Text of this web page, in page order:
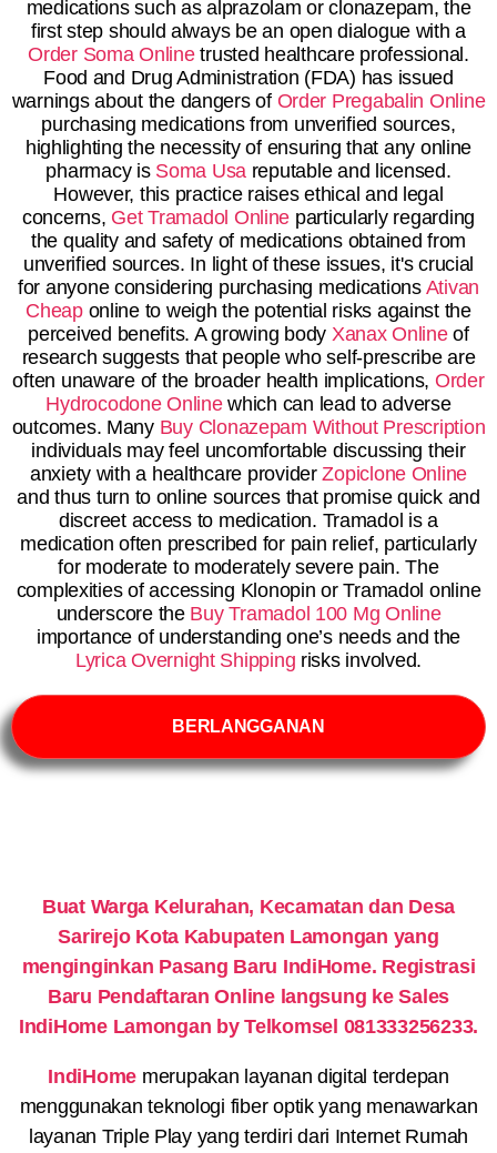
medications such as alprazolam or clonazepam, the
first step should always be an open dialogue with a
Order Soma Onlinetrusted healthcare professional.
Food and Drug Administration (FDA) has issued
warnings about the dangers of Order Pregabalin Online
purchasing medications from unverified sources,
highlighting the necessity of ensuring that any online
pharmacy is Soma Usa reputable and licensed.
However, this practice raises ethical and legal
concerns, Get Tramadol Online particularly regarding
the quality and safety of medications obtained from
unverified sources. In light of these issues, it's crucial
for anyone considering purchasing medications Ativan
Cheaponline to weigh the potential risks against the
perceived benefits. A growing body Xanax Onlineof
research suggests that people who self-prescribe are
often unaware of the broader health implications, Order
Hydrocodone Onlinewhich can lead to adverse
outcomes. Many Buy Clonazepam Without Prescription
individuals may feel uncomfortable discussing their
anxiety with a healthcare providerZopiclone Online
and thus turn to online sources that promise quick and
discreet access to medication. Tramadol is a
medication often prescribed for pain relief, particularly
for moderate to moderately severe pain. The
complexities of accessing Klonopin or Tramadol online
underscore the Buy Tramadol 100 Mg Online
importance of understanding one’s needs and the
Lyrica Overnight Shipping risks involved.
BERLANGGANAN
Buat Warga Kelurahan, Kecamatan dan Desa
Sarirejo Kota Kabupaten Lamongan yang
menginginkan Pasang Baru IndiHome. Registrasi
Baru Pendaftaran Online langsung ke Sales
IndiHome Lamongan by Telkomsel 081333256233.
IndiHome merupakan layanan digital terdepan
menggunakan teknologi fiber optik yang menawarkan
layanan Triple Play yang terdiri dari Internet Rumah